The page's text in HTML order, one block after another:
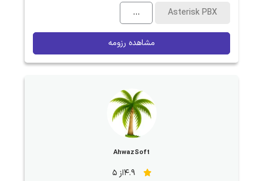
Asterisk PBX
...
مشاهده رزومه
AhwazSoft
4.9از 5